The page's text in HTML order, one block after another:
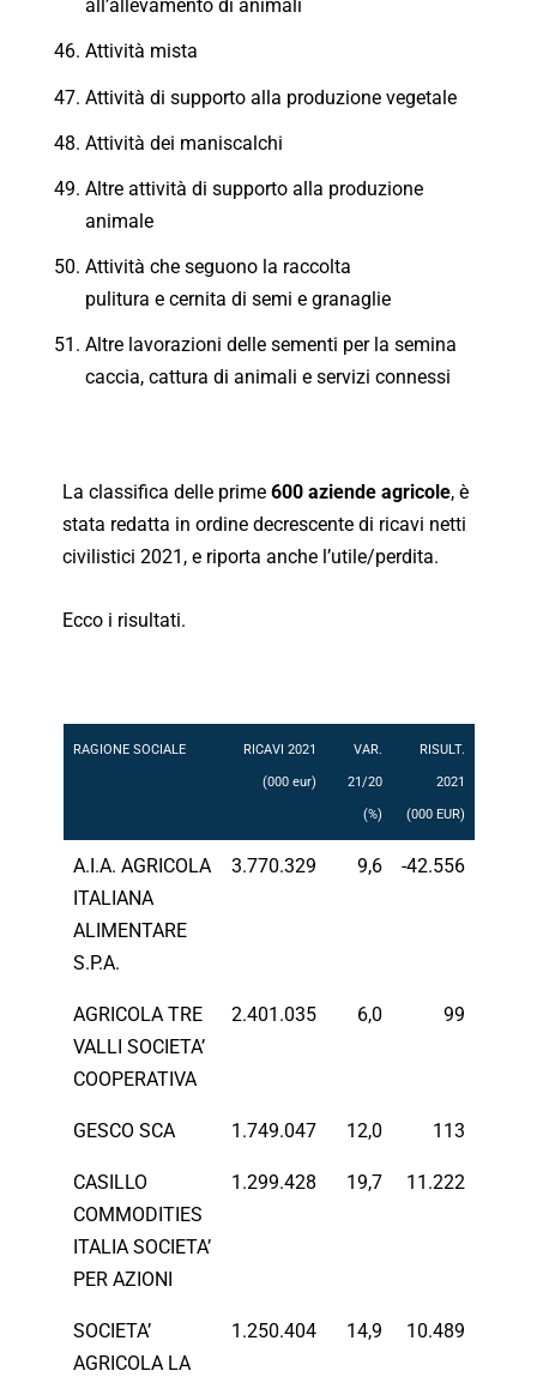
all’allevamento di animali
Attività mista
Attività di supporto alla produzione vegetale
Attività dei maniscalchi
Altre attività di supporto alla produzione
animale
Attività che seguono la raccolta
pulitura e cernita di semi e granaglie
Altre lavorazioni delle sementi per la semina
caccia, cattura di animali e servizi connessi
La classifica delle prime600 aziende agricole, è
stata redatta in ordine decrescente di ricavi netti
civilistici 2021, e riporta anche l’utile/perdita.
Ecco i risultati.
RAGIONE SOCIALE RICAVI 2021
(000 eur)
VAR.
21/20
(%)
RISULT.
2021
(000 EUR)
A.I.A. AGRICOLA
ITALIANA
ALIMENTARE
S.P.A.
3.770.329 9,6 -42.556
AGRICOLA TRE
VALLI SOCIETA’
COOPERATIVA
2.401.035 6,0 99
GESCO SCA 1.749.047 12,0 113
CASILLO
COMMODITIES
ITALIA SOCIETA’
PER AZIONI
1.299.428 19,7 11.222
SOCIETA’
AGRICOLA LA
1.250.404 14,9 10.489